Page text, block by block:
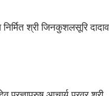
श्री जिनकुशलसूरि